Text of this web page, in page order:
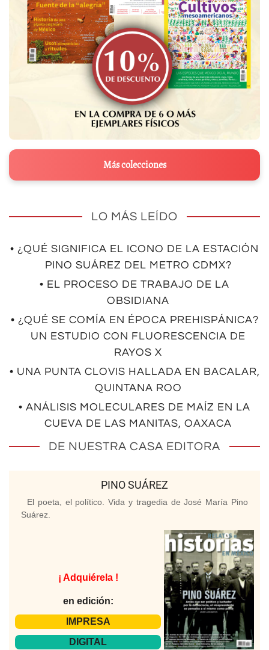
Más colecciones
LO MÁS LEÍDO
• ¿QUÉ SIGNIFICA EL ICONO DE LA ESTACIÓN
PINO SUÁREZ DEL METRO CDMX?
• EL PROCESO DE TRABAJO DE LA
OBSIDIANA
• ¿QUÉ SE COMÍA EN ÉPOCA PREHISPÁNICA?
UN ESTUDIO CON FLUORESCENCIA DE
RAYOS X
• UNA PUNTA CLOVIS HALLADA EN BACALAR,
QUINTANA ROO
• ANÁLISIS MOLECULARES DE MAÍZ EN LA
CUEVA DE LAS MANITAS, OAXACA
DE NUESTRA CASA EDITORA
PINO SUÁREZ
El poeta, el político. Vida y tragedia de José María Pino
Suárez.
¡ Adquiérela !
en edición:
IMPRESA
DIGITAL